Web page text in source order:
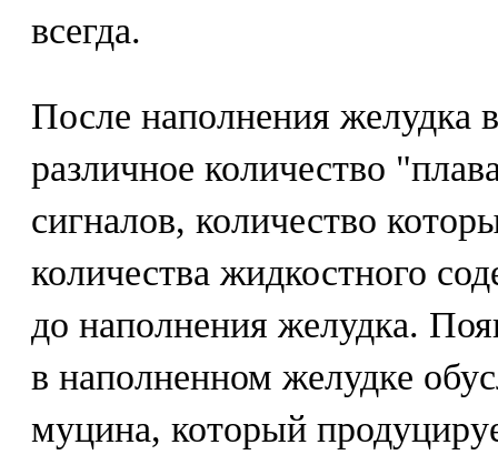
всегда.
После наполнения желудка
различное количество
сигналов, количество
количества жидкостного
до наполнения желудка.
в наполненном желудке
муцина, который